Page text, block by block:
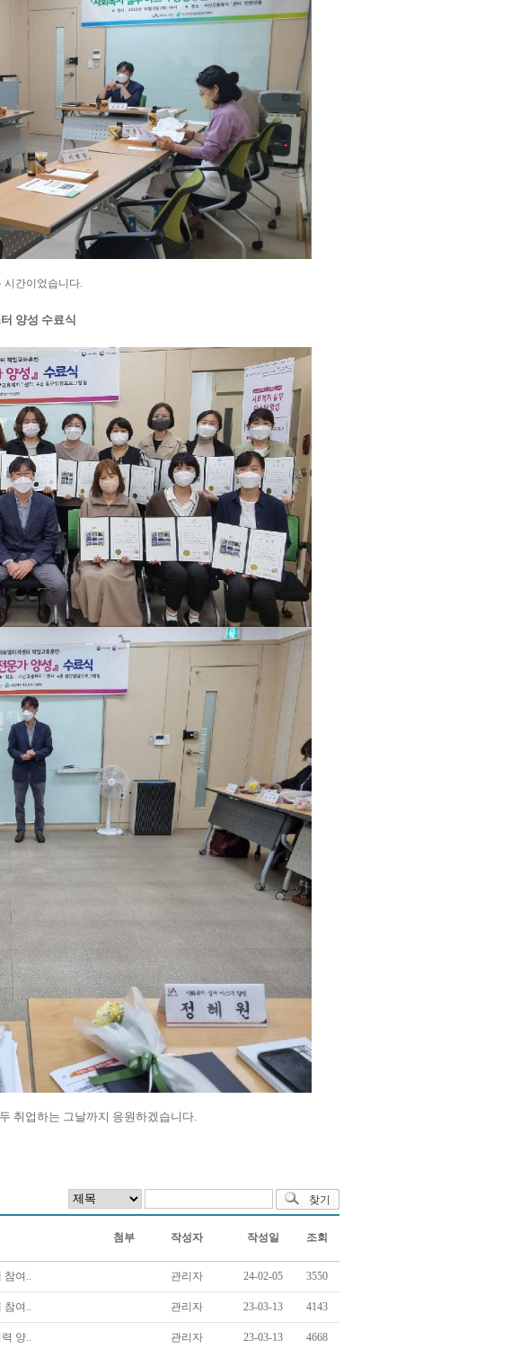
시간이었습니다.
양성 수료식
취업하는 그날까지 응원하겠습니다.
첨부 작성자 작성일 조회
여.. 관리자 24-02-05 3550
여.. 관리자 23-03-13 4143
양.. 관리자 23-03-13 4668